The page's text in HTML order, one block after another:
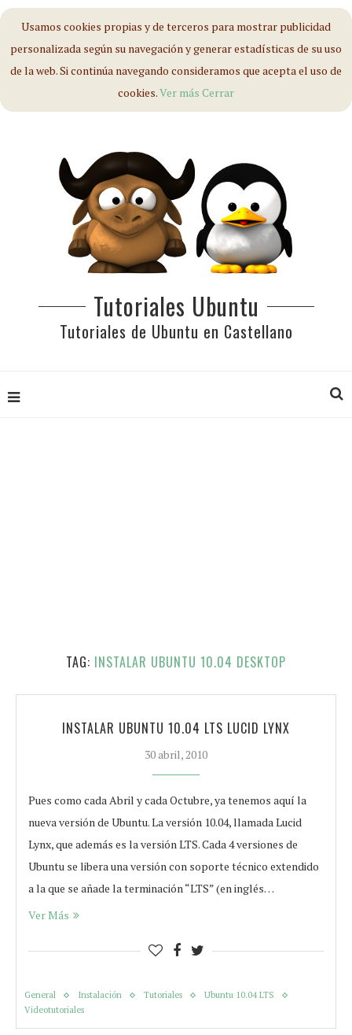
Usamos cookies propias y de terceros para mostrar publicidad
personalizada según su navegación y generar estadísticas de su uso
de la web. Si continúa navegando consideramos que acepta el uso de
cookies.Ver más Cerrar
Tutoriales Ubuntu
Tutoriales de Ubuntu en Castellano
TAG: INSTALAR UBUNTU 10.04 DESKTOP
INSTALAR UBUNTU 10.04 LTS LUCID LYNX
30 abril, 2010
Pues como cada Abril y cada Octubre, ya tenemos aquí la
nueva versión de Ubuntu. La versión 10.04, llamada Lucid
Lynx, que además es la versión LTS. Cada 4 versiones de
Ubuntu se libera una versión con soporte técnico extendido
a la que se añade la terminación “LTS” (en inglés…
Ver Más
General Instalación Tutoriales
Ubuntu 10.04 LTS
Videotutoriales